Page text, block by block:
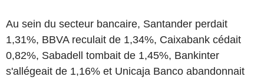
Au sein du secteur bancaire, Santander perdait
1,31%, BBVA reculait de 1,34%, Caixabank cédait
0,82%, Sabadell tombait de 1,45%, Bankinter
s'allégeait de 1,16% et Unicaja Banco abandonnait